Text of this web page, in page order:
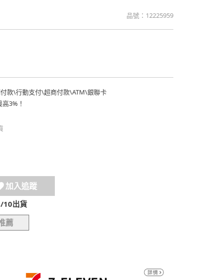
品號： 12225959
款\行動支付\超商付款\ATM\銀聯卡
3%！
加入追蹤
10出貨
薦